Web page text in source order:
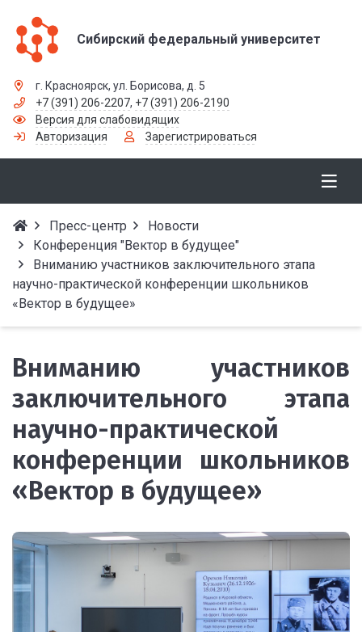
Сибирский федеральный университет
г. Красноярск, ул. Борисова, д. 5
+7 (391) 206-2207, +7 (391) 206-2190
Версия для слабовидящих
Авторизация
Зарегистрироваться
Пресс-центр
Новости
Конференция "Вектор в будущее"
Вниманию участников заключительного этапа
научно-практической конференции школьников
«Вектор в будущее»
Вниманию участников
заключительного этапа
научно-практической
конференции школьников
«Вектор в будущее»